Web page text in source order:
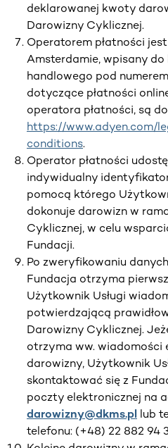
deklarowanej kwoty
Darowizny Cyklicznej.
Operatorem płatności
Amsterdamie, wpisany
handlowego pod
dotyczące płatności
operatora płatności, są
https://www.adyen.com/
conditions.
Operator płatności
indywidualny
pomocą którego
dokonuje darowizn w
Cyklicznej, w celu
Fundacji.
Po zweryfikowaniu
Fundacja otrzyma
Użytkownik Usługi
potwierdzającą
Darowizny Cyklicznej.
otrzyma ww. wiadomości
darowizny, Użytkownik
skontaktować się z
poczty elektronicznej na
darowizny@dkms.pl lub
telefonu: (+48) 22 882 94